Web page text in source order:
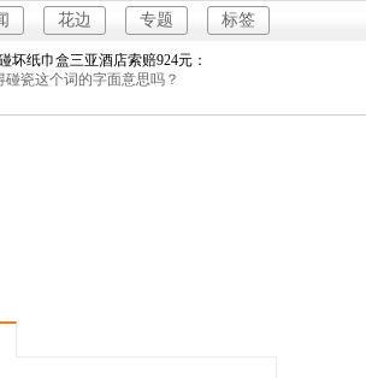
标签
专题
花边
球经济寒冬期了，为了经济不管是什么群
坏纸巾盒三亚酒店索赔924元：
碰瓷这个词的字面意思吗？
天一夜空调后二氧化碳中毒：
一扶考试存在规模性组织作弊犯罪：